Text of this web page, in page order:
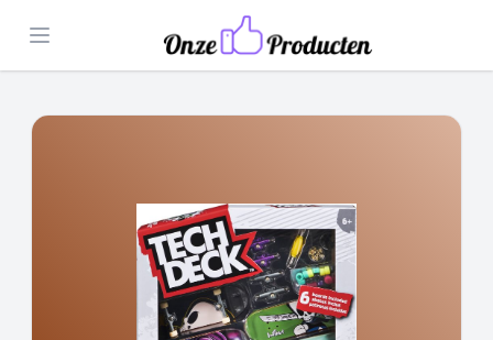
Open menu